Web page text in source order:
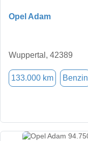
Opel Adam
Wuppertal, 42389
133.000 km Benzin